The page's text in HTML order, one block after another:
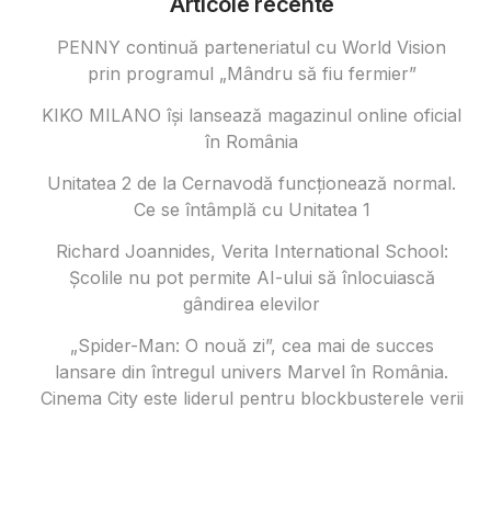
PENNY continuă parteneriatul cu World Vision
prin programul „Mândru să fiu fermier”
KIKO MILANO își lansează magazinul online oficial
în România
Unitatea 2 de la Cernavodă funcționează normal.
Ce se întâmplă cu Unitatea 1
Richard Joannides, Verita International School:
Școlile nu pot permite AI-ului să înlocuiască
gândirea elevilor
„Spider-Man: O nouă zi”, cea mai de succes
lansare din întregul univers Marvel în România.
Cinema City este liderul pentru blockbusterele verii